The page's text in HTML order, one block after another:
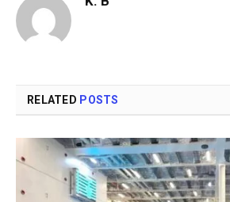
RELATED POSTS